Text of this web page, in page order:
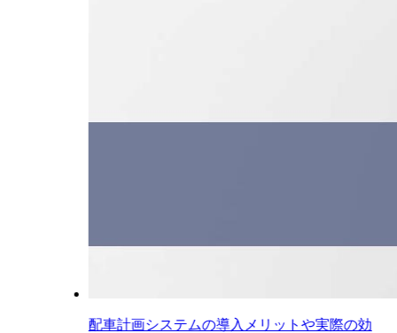
配車計画システムの導入メリットや実際の効